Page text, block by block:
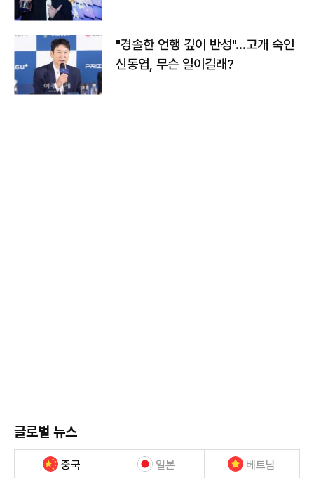
"경솔한 언행 깊이 반성"…고개 숙인
신동엽, 무슨 일이길래?
글로벌 뉴스
중국 일본 베트남